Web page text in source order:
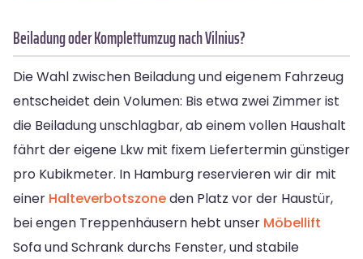
Beiladung oder Komplettumzug nach Vilnius?
Die Wahl zwischen Beiladung und eigenem Fahrzeug
entscheidet dein Volumen: Bis etwa zwei Zimmer ist
die Beiladung unschlagbar, ab einem vollen Haushalt
fährt der eigene Lkw mit fixem Liefertermin günstiger
pro Kubikmeter. In Hamburg reservieren wir dir mit
einer Halteverbotszoneden Platz vor der Haustür,
bei engen Treppenhäusern hebt unser Möbellift
Sofa und Schrank durchs Fenster, und stabile